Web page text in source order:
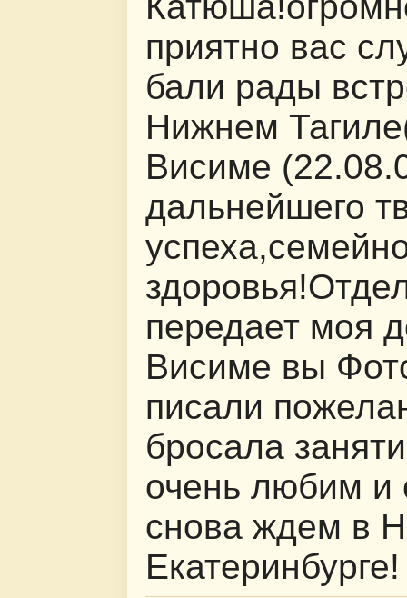
приятно вас
бали рады
Нижнем
Висиме
дальнейшего
передает моя
Висиме вы
писали
бросала
очень любим и
снова ждем в
Екатеринбурге!